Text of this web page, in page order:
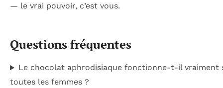
— le vrai pouvoir, c’est vous.
Questions fréquentes
Le chocolat aphrodisiaque fonctionne-t-il vraiment
toutes les femmes ?